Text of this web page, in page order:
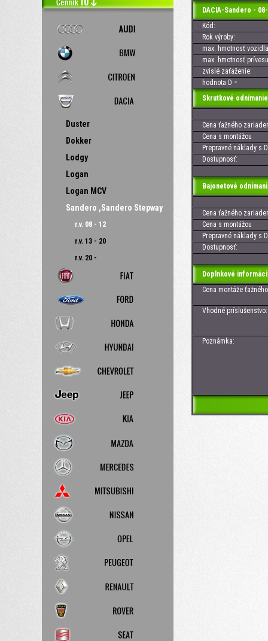
Duster
Dokker
Lodgy
Logan
Logan MCV
Sandero ,Sandero Stepway
r.v. 08 - 12
r.v. 13 - 20
r.v. 20 -
DACIA-Sandero -
Kód:
Rok výroby:
max. hmotnosť
max. hmotnosť
zvislé zaťaženie:
hodnota D =
Skrutkové
Cena ťažného
Cena s montážou
Prepravné náklady s
Dostupnosť:
Bajonetové
Cena ťažného
Cena s montážou
Prepravné náklady s
Dostupnosť:
Doplnkové
Cena montáže
Vhodné príslušenstvo:
Poznámka: